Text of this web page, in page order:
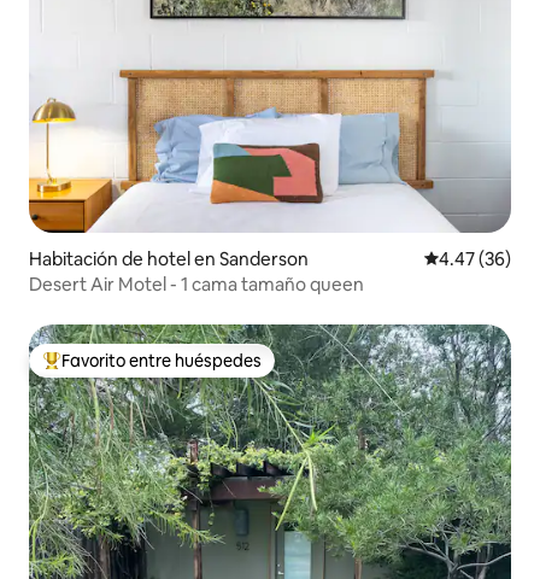
Habitación de hotel en Sanderson Calificación
4.47 (36)
Desert Air Motel - 1 cama tamaño queen
De los mejores en Favorito entre huéspedes
Favorito entre huéspedes